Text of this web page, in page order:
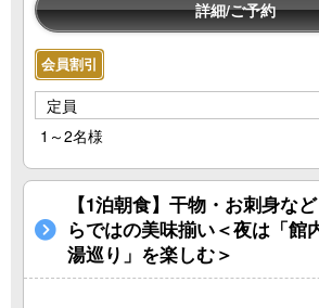
詳細/ご予約
会員割引
定員
1～2名様
【1泊朝食】干物・お刺身な
らではの美味揃い＜夜は「館
湯巡り」を楽しむ＞